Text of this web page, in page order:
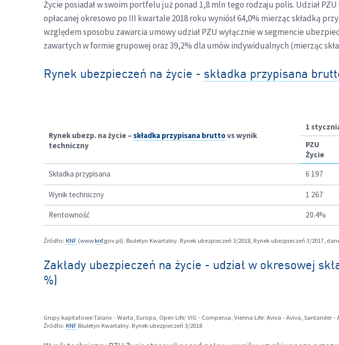
Życie posiadał w swoim portfelu już ponad 1,8 mln tego rodzaju polis. Udział
opłacanej okresowo po III kwartale 2018 roku wyniósł 64,0% mierząc składką
względem sposobu zawarcia umowy udział PZU wyłącznie w segmencie
zawartych w formie grupowej oraz 39,2% dla umów indywidualnych (mierząc
Rynek ubezpieczeń na życie - składka przypisana
Rynek ubezp. na życie – składka przypisana bruttovs wynik
techniczny
1
PZU
Życie
Składka przypisana
6 197
Wynik techniczny 1 267
Rentowność 20.4%
Źródło: KNF(www.knf.gov.pl). Biuletyn Kwartalny. Rynek ubezpieczeń 3/2018, Rynek ubezpieczeń 3/2017,
Zakłady ubezpieczeń na życie - udział w okresowej
%)
Grupy kapitałowe:Talanx - Warta, Europa, Open Life; VIG - Compensa, Vienna Life; Aviva - Aviva, Santander -
Źródło: KNFBiuletyn Kwartalny. Rynek ubezpieczeń 3/2018